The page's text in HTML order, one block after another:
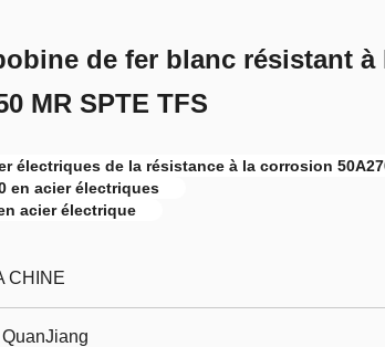
de fer blanc résistant
MR SPTE TFS
électriques de la résistance à la corrosion
en acier électriques
acier électrique
CHINE
QuanJiang